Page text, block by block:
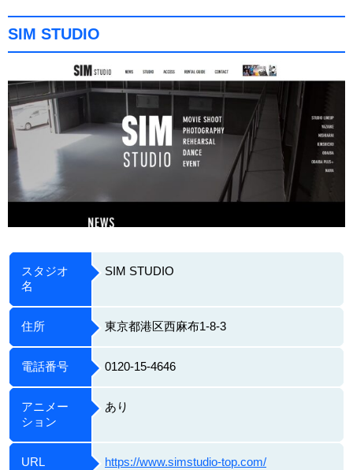
SIM STUDIO
スタジオ
名
SIM STUDIO
住所 東京都港区西麻布1-8-3
電話番号 0120-15-4646
アニメー
ション
あり
URL https://www.simstudio-top.com/